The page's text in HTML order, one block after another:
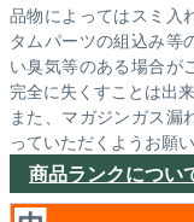
品物によってはスミ入
タムパーツの組込み等
い臭気等のある場合が
完全に失くすことは出
また、マガジンガス漏
っていただくようお願い
商品ランクについ